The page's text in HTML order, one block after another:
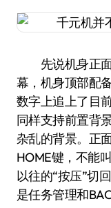
先说机身正面
幕，机身顶部配
数字上追上了目
同样支持前置背
杂乱的背景。正
HOME键，不能
以往的“按压”切
是任务管理和